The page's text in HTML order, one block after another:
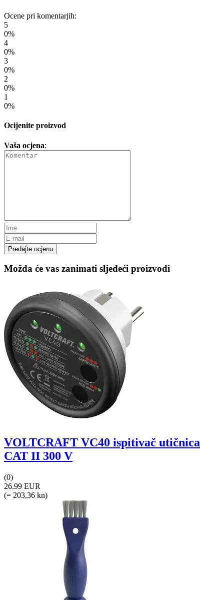
Ocene pri komentarjih:
5
0%
4
0%
3
0%
2
0%
1
0%
Ocijenite proizvod
Vaša ocjena:
Predajte ocjenu
Možda će vas zanimati sljedeći proizvodi
VOLTCRAFT VC40 ispitivač utičnica
CAT II 300 V
(0)
26.99 EUR
(= 203,36 kn)